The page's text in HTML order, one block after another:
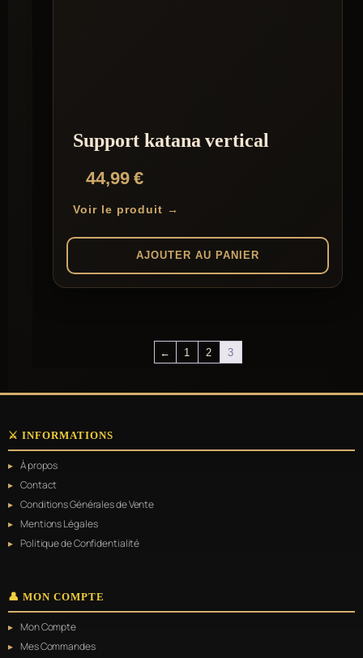
Support katana vertical
44,99€
Voir le produit →
AJOUTER AU PANIER
← 1 2 3
⚔️ INFORMATIONS
À propos
Contact
Conditions Générales de Vente
Mentions Légales
Politique de Confidentialité
👤 MON COMPTE
Mon Compte
Mes Commandes